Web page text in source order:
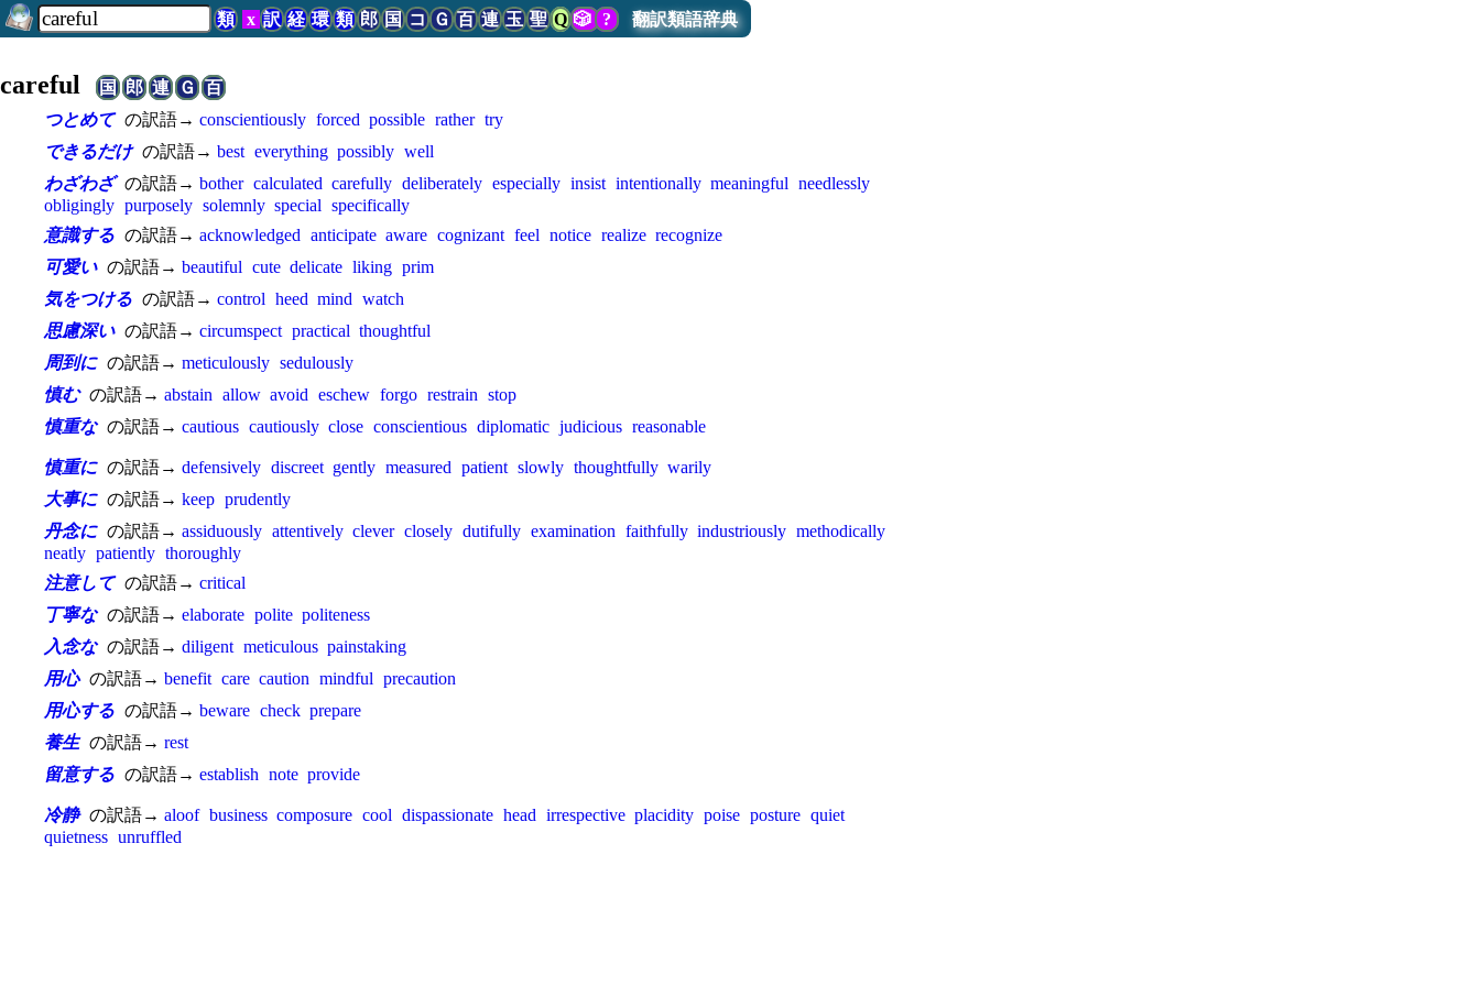
類 x 訳 経 環 類 郎 国 コ Ｇ 百 連 玉 聖 Q 🎲? 翻訳類語辞典
careful国 郎 連 Ｇ
百
つとめて の訳語→ conscientiously forced possible rather try
できるだけ の訳語→ best everything possibly well
わざわざ の訳語→ bother calculated carefully deliberately especially insist intentionally meaningful needlessly
obligingly purposely solemnly special specifically
意識する の訳語→ acknowledged anticipate aware cognizant feel notice realize recognize
可愛い の訳語→ beautiful cute delicate liking prim
気をつける の訳語→ control heed mind watch
思慮深い の訳語→ circumspect practical thoughtful
周到に の訳語→ meticulously sedulously
慎む の訳語→ abstain allow avoid eschew forgo restrain stop
慎重な の訳語→ cautious cautiously close conscientious diplomatic judicious reasonable
慎重に の訳語→ defensively discreet gently measured patient slowly thoughtfully warily
大事に の訳語→ keep prudently
丹念に の訳語→ assiduously attentively clever closely dutifully examination faithfully industriously methodically
neatly patiently thoroughly
注意して の訳語→ critical
丁寧な の訳語→ elaborate polite politeness
入念な の訳語→ diligent meticulous painstaking
用心 の訳語→ benefit care caution mindful precaution
用心する の訳語→ beware check prepare
養生 の訳語→ rest
留意する の訳語→ establish note provide
冷静 の訳語→ aloof business composure cool dispassionate head irrespective placidity poise posture quiet
quietness unruffled